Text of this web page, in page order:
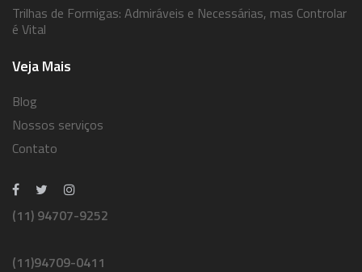
Trilhas de Formigas: Admiráveis e Necessárias, mas Controlar
é Vital
Veja Mais
Blog
Nossos serviços
Contato
(11) 94707-9252
(11)94709-0411